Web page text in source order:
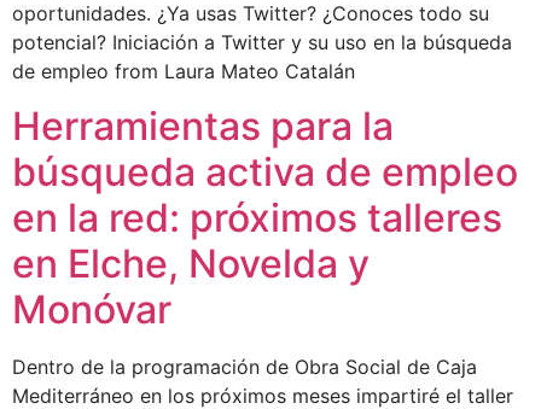
oportunidades. ¿Ya usas Twitter? ¿Conoces todo su
potencial? Iniciación a Twitter y su uso en la búsqueda
de empleo from Laura Mateo Catalán
Herramientas para la
búsqueda activa de empleo
en la red: próximos talleres
en Elche, Novelda y
Monóvar
Dentro de la programación de Obra Social de Caja
Mediterráneo en los próximos meses impartiré el taller